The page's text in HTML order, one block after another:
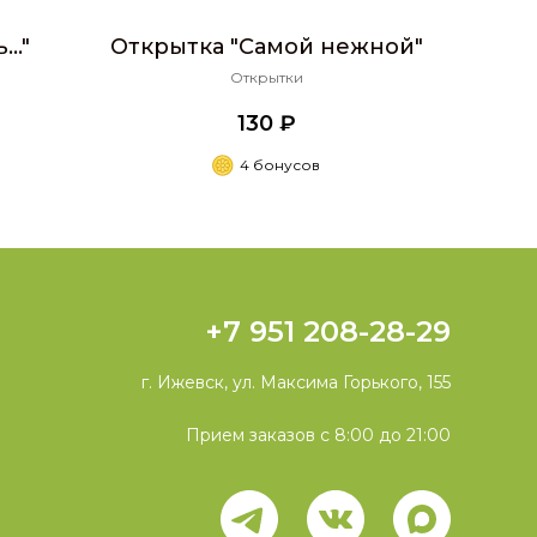
Открытка "Самой нежной"
Открытки
130 ₽
4 бонусов
+7 951 208-28-29
г. Ижевск, ул. Максима Горького, 155
Прием заказов с 8:00 до 21:00